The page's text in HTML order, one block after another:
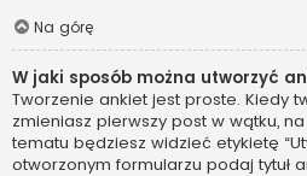
Na górę
W jaki sposób można utworzyć
Tworzenie ankiet jest proste. Kiedy
zmieniasz pierwszy post w wątku,
tematu będziesz widzieć etykietę
otworzonym formularzu podaj tytuł